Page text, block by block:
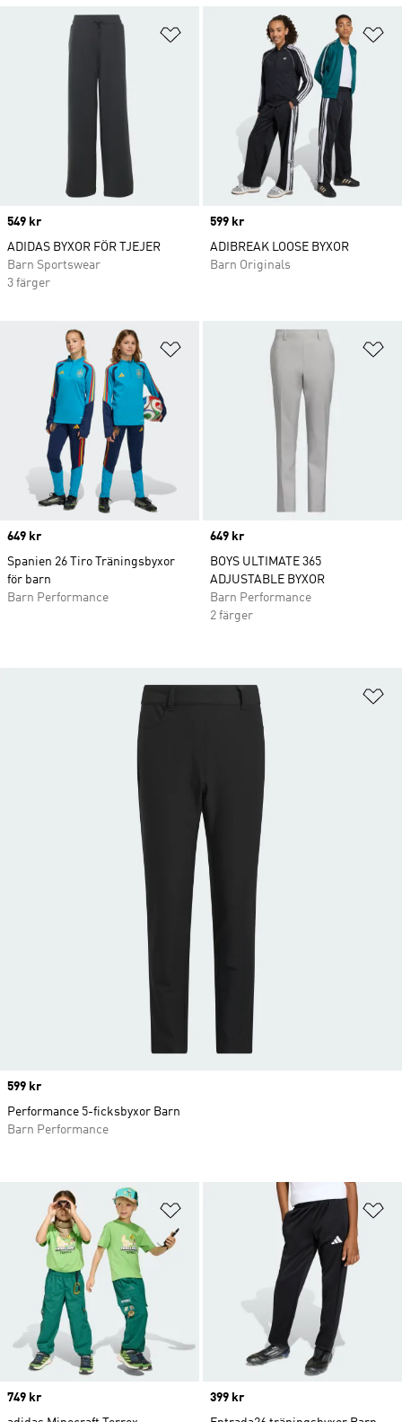
Lägg till på önskelistan
Price
549 kr
ADIDAS BYXOR FÖR TJEJER
Barn Sportswear
3 färger
Price
599 kr
ADIBREAK LOOSE BYXOR
Barn Originals
Lägg till på önskelistan
Price
649 kr
Spanien 26 Tiro Träningsbyxor
för barn
Barn Performance
Price
649 kr
BOYS ULTIMATE 365
ADJUSTABLE BYXOR
Barn Performance
2 färger
Lägg till på önskelistan
Price
749 kr
Price
399 kr
Price
599 kr
Performance 5-ficksbyxor Barn
Barn Performance